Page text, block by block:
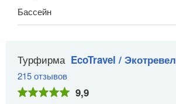
Бассейн
Турфирма EcoTravel / Экотревел
215 отзывов
9,9